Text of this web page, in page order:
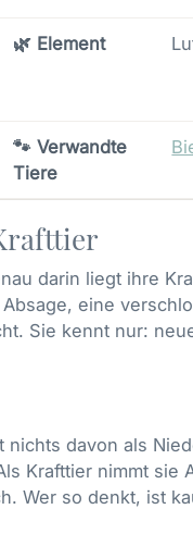
🌿 Element
🐾 Verwandte
Tiere
darin liegt ihre
eine
Sie kennt nur:
davon als
Krafttier nimmt sie
Wer so denkt, ist